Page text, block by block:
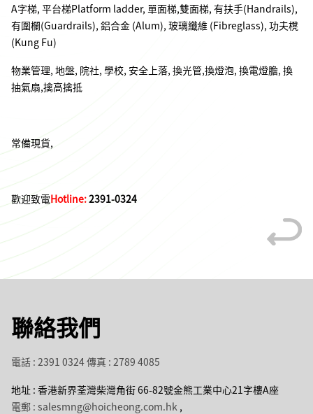
A字梯, 平台梯Platform ladder, 單面梯,雙面梯, 有扶手(Handrails),
有圍欄(Guardrails), 鋁合金 (Alum), 玻璃纖維 (Fibreglass), 功夫櫈
(Kung Fu)
物業管理, 地盤, 院社, 學校, 安全上落, 換光管,換燈泡, 換電燈膽, 換
抽氣扇,擒高擒抵
常備現貨,
歡迎致電Hotline:2391-0324
聯絡我們
電話 : 2391 0324傳真 : 2789 4085
地址 : 香港新界荃灣柴灣角街 66-82號金熊工業中心21字樓A座
電郵 : salesmng@hoicheong.com.hk ,